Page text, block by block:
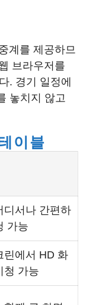
계를 제공하므
브라우저를
. 경기 일정에
놓치지 않고
이블
디서나 간편하
가능
린에서 HD 화
청 가능